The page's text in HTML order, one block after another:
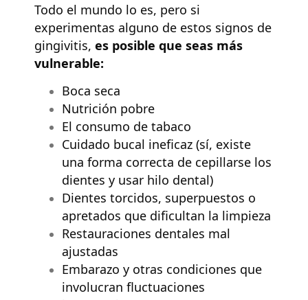
Todo el mundo lo es, pero si
experimentas alguno de estos signos de
gingivitis, es posible que seas más
vulnerable:
Boca seca
Nutrición pobre
El consumo de tabaco
Cuidado bucal ineficaz (sí, existe
una forma correcta de cepillarse los
dientes y usar hilo dental)
Dientes torcidos, superpuestos o
apretados que dificultan la limpieza
Restauraciones dentales mal
ajustadas
Embarazo y otras condiciones que
involucran fluctuaciones